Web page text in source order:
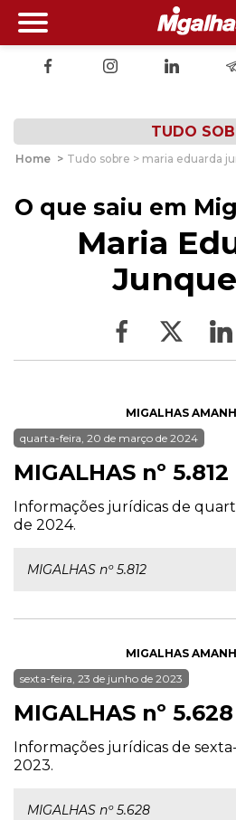
TUDO
Home > Tudo sobre > maria eduarda
O que saiu em
Maria
MIGALHAS
quarta-feira, 20 de março de 2024
MIGALHAS nº 5.812
Informações jurídicas de
de 2024.
MIGALHAS nº 5.812
MIGALHAS
sexta-feira, 23 de junho de 2023
MIGALHAS nº 5.628
Informações jurídicas de
2023.
MIGALHAS nº 5.628